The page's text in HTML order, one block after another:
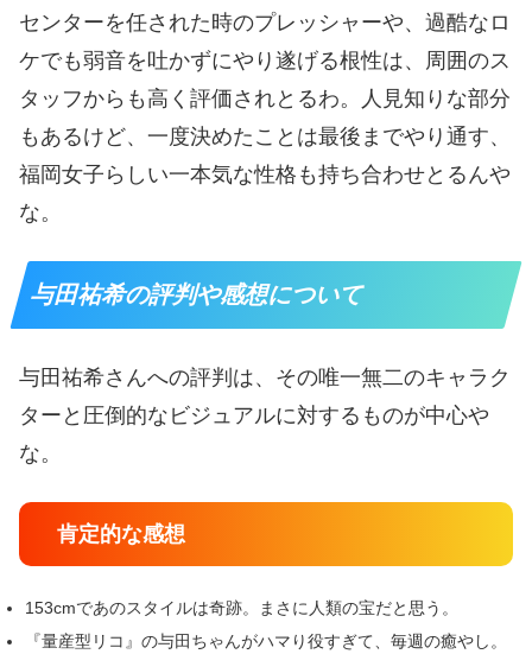
センターを任された時のプレッシャーや、過酷なロ
ケでも弱音を吐かずにやり遂げる根性は、周囲のス
タッフからも高く評価されとるわ。人見知りな部分
もあるけど、一度決めたことは最後までやり通す、
福岡女子らしい一本気な性格も持ち合わせとるんや
な。
与田祐希の評判や感想について
与田祐希さんへの評判は、その唯一無二のキャラク
ターと圧倒的なビジュアルに対するものが中心や
な。
肯定的な感想
153cmであのスタイルは奇跡。まさに人類の宝だと思う。
『量産型リコ』の与田ちゃんがハマり役すぎて、毎週の癒やし。